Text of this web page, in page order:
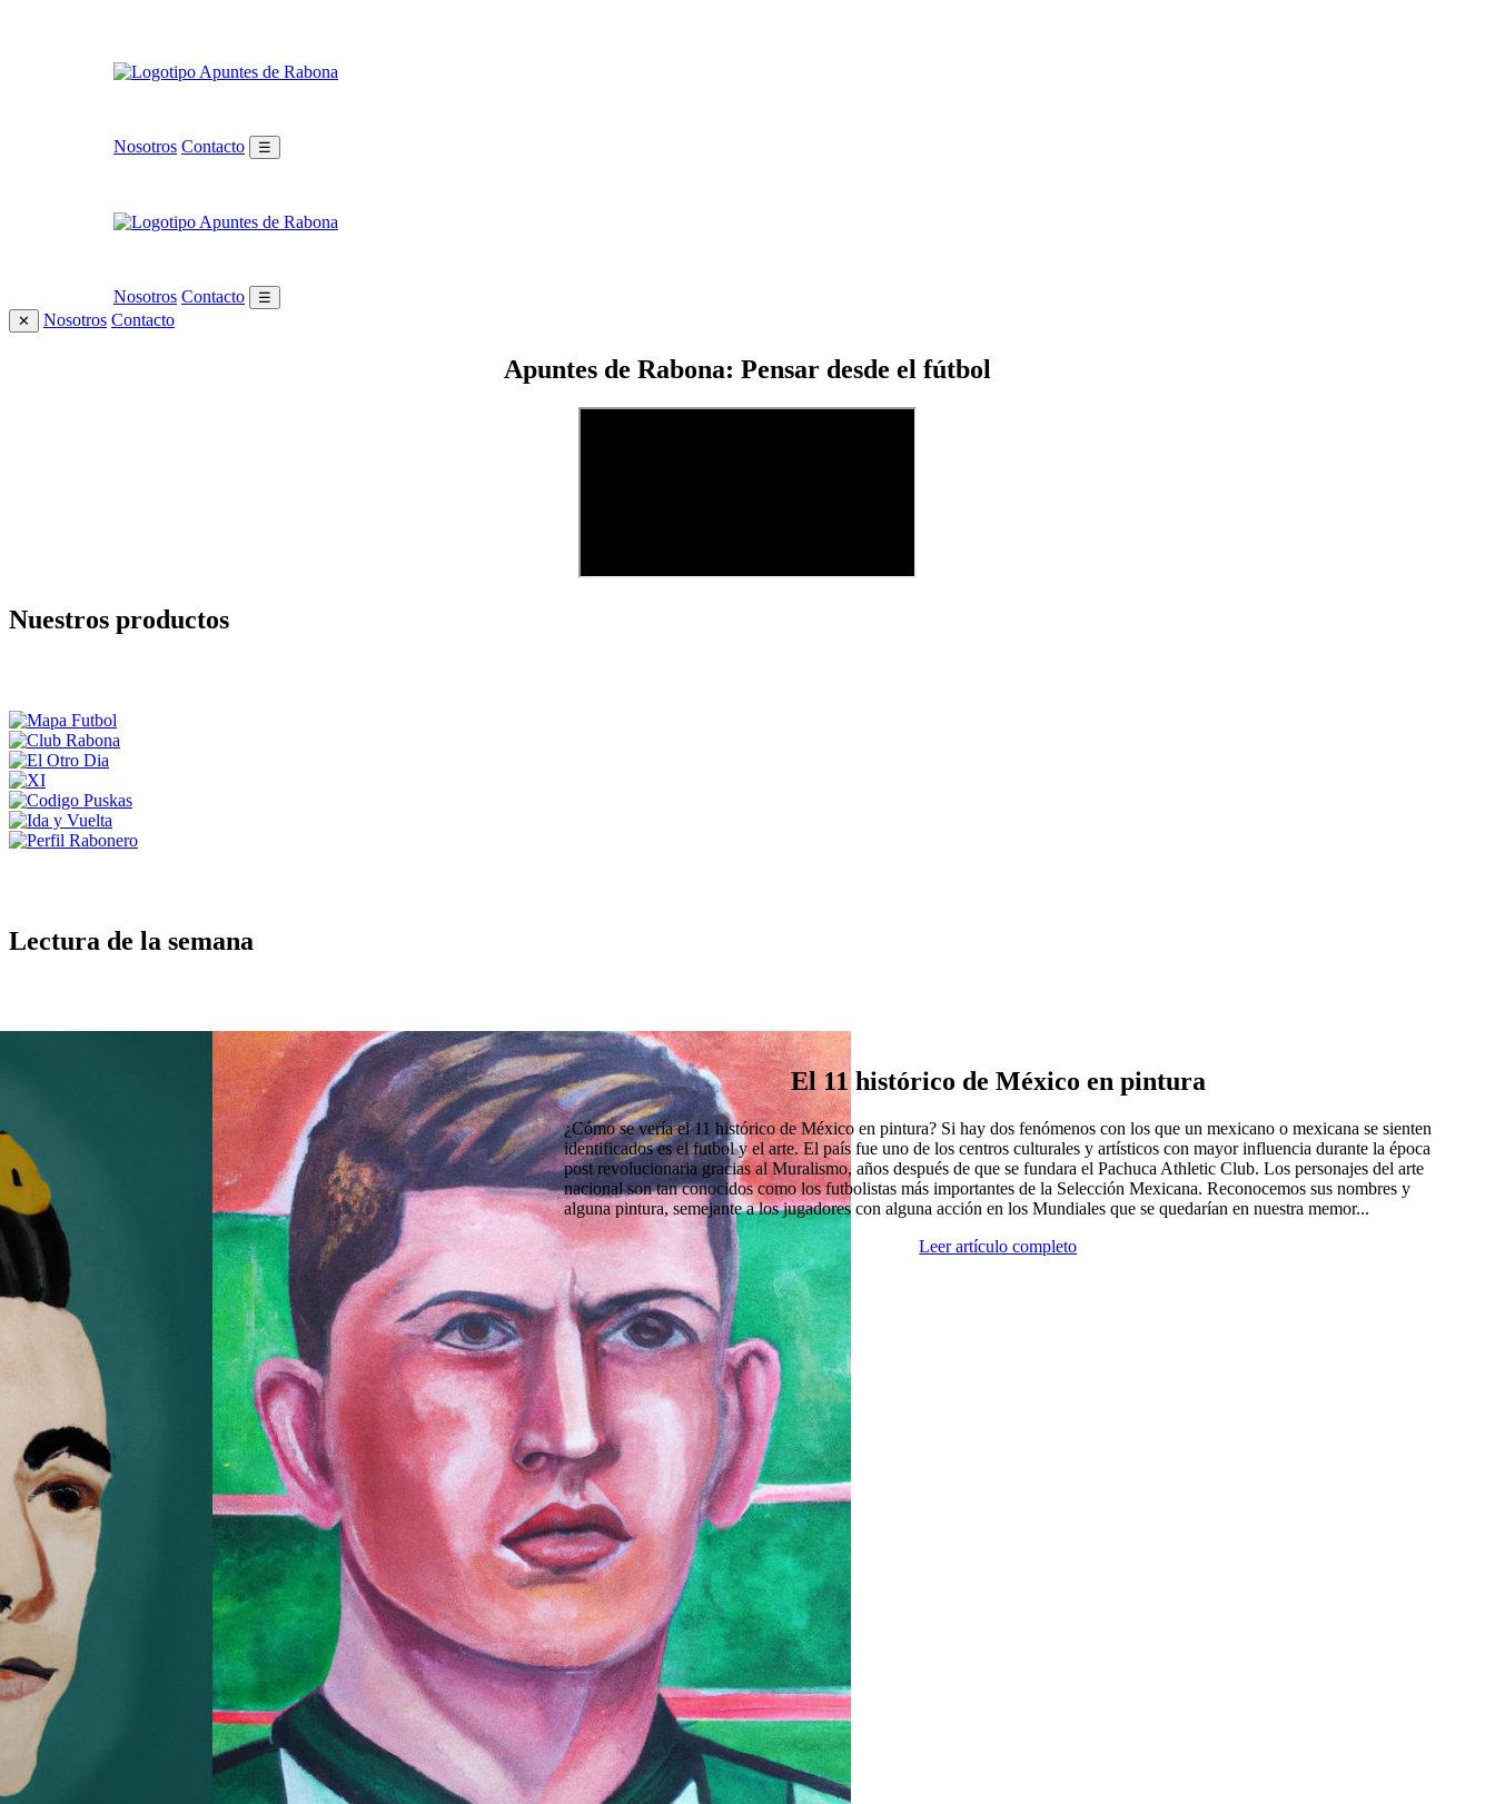
Nosotros Contacto ☰
Nosotros Contacto
☰
✕
Nosotros Contacto
Apuntes de Rabona: Pensar desde el fútbol
Nuestros productos
Lectura de la semana
El 11 histórico de México en pintura
¿Cómo se vería el 11 histórico de México en pintura? Si hay dos fenómenos con los que un mexicano o mexicana se sienten
identificados es el futbol y el arte. El país fue uno de los centros culturales y artísticos con mayor influencia durante la época
post revolucionaria gracias al Muralismo, años después de que se fundara el Pachuca Athletic Club. Los personajes del arte
nacional son tan conocidos como los futbolistas más importantes de la Selección Mexicana. Reconocemos sus nombres y
alguna pintura, semejante a los jugadores con alguna acción en los Mundiales que se quedarían en nuestra memor...
Leer artículo completo